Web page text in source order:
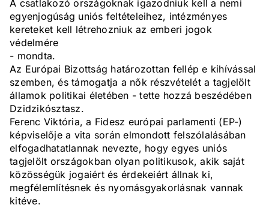
A csatlakozó országoknak igazodniuk kell a nemi
egyenjogúság uniós feltételeihez, intézményes
kereteket kell létrehozniuk az emberi jogok
védelmére
- mondta.
Az Európai Bizottság határozottan fellép e kihívással
szemben, és támogatja a nők részvételét a tagjelölt
államok politikai életében - tette hozzá beszédében
Dzidzikósztasz.
Ferenc Viktória, a Fidesz európai parlamenti (EP-)
képviselője a vita során elmondott felszólalásában
elfogadhatatlannak nevezte, hogy egyes uniós
tagjelölt országokban olyan politikusok, akik saját
közösségük jogaiért és érdekeiért állnak ki,
megfélemlítésnek és nyomásgyakorlásnak vannak
kitéve.